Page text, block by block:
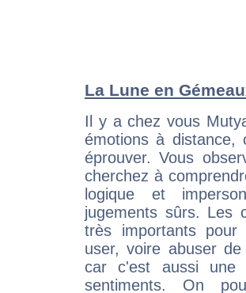
La Lune en
Il y a chez vous
émotions à
éprouver. Vous
cherchez à
logique et
jugements sûrs. Les
très importants
user, voire abuser
car c'est aussi une
sentiments. On